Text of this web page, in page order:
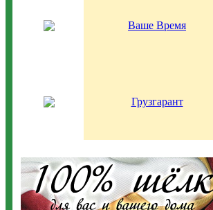
Ваше Время
Грузгарант